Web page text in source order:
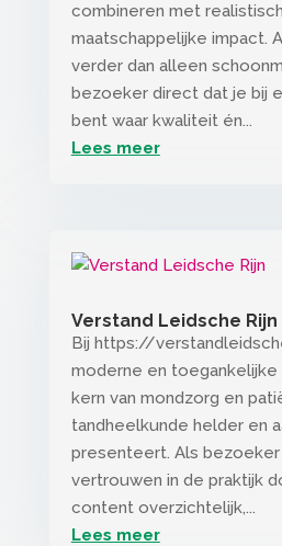
combineren met
maatschappelijke impact.
verder dan alleen
bezoeker direct dat je bij
bent waar kwaliteit én...
Lees meer
Verstand Leidsche Rijn
Bij https://
moderne en
kern van mondzorg en
tandheelkunde helder en
presenteert. Als
vertrouwen in de praktijk
content overzichtelijk,...
Lees meer